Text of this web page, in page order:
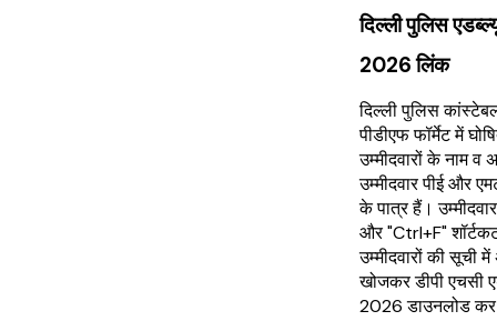
दिल्ली पुलिस
2026 लिंक
दिल्ली पुलिस
पीडीएफ फॉर्मेट में
उम्मीदवारों के नाम
उम्मीदवार पीई और
के पात्र हैं।
और "Ctrl+F"
उम्मीदवारों की सूची
खोजकर डीपी एचसी
2026 डाउनलोड